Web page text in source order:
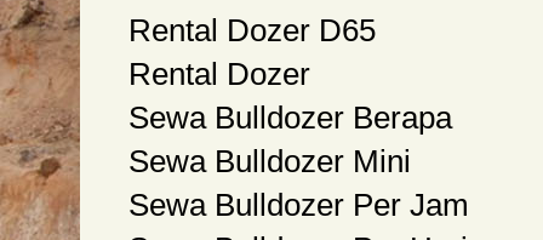
Rental Dozer D65
Rental Dozer
Sewa Bulldozer Berapa
Sewa Bulldozer Mini
Sewa Bulldozer Per Jam